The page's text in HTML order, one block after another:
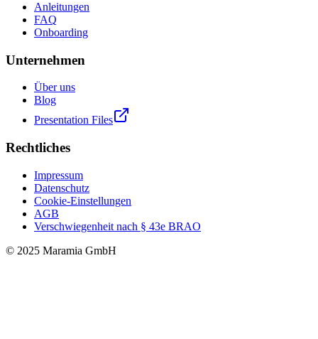
Anleitungen
FAQ
Onboarding
Unternehmen
Über uns
Blog
Presentation Files
Rechtliches
Impressum
Datenschutz
Cookie-Einstellungen
AGB
Verschwiegenheit nach § 43e BRAO
© 2025 Maramia GmbH